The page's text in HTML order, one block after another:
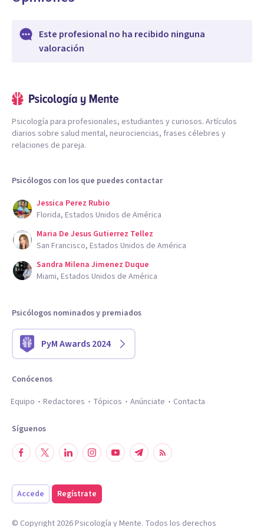
Este profesional no ha recibido ninguna
valoración
Psicología para profesionales, estudiantes y curiosos. Artículos
diarios sobre salud mental, neurociencias, frases célebres y
relaciones de pareja.
Psicólogos con los que puedes contactar
Jessica Perez Rubio
Florida, Estados Unidos de América
Maria De Jesus Gutierrez Tellez
San Francisco, Estados Unidos de América
Sandra Milena Jimenez Duque
Miami, Estados Unidos de América
Psicólogos nominados y premiados
PyM Awards 2024
Conócenos
Equipo
Redactores Tópicos Anúnciate Contacta
Síguenos
Accede Regístrate
© Copyright 2026Psicología y Mente. Todos los derechos